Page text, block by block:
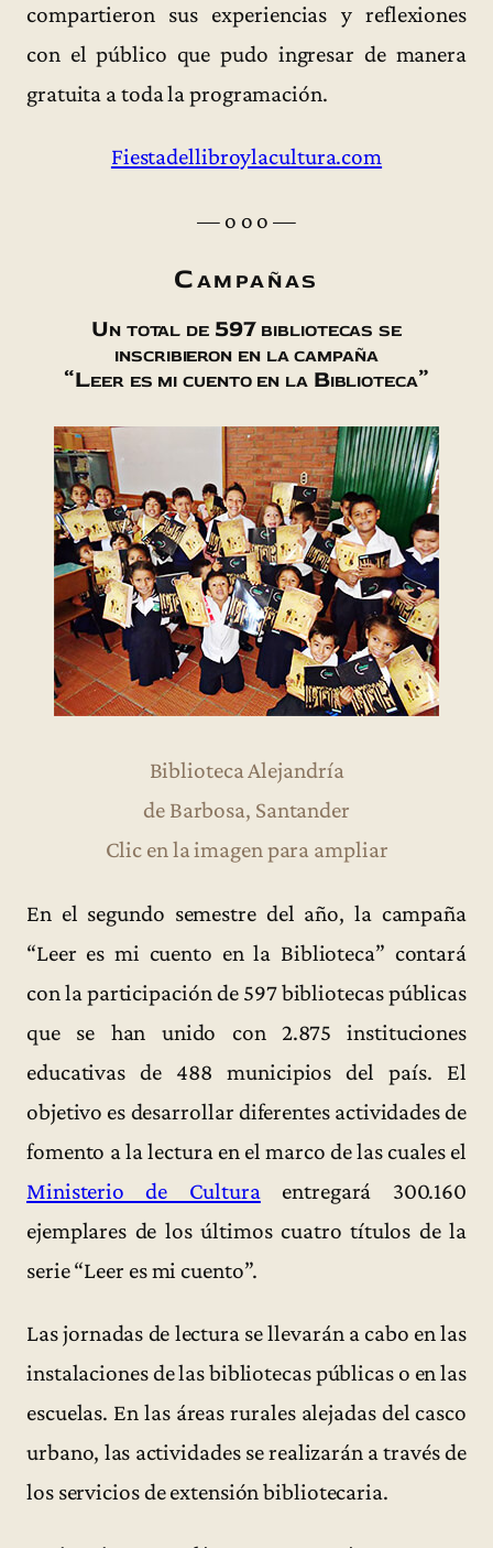
compartieron sus experiencias y reflexiones
con el público que pudo ingresar de manera
gratuita a toda la programación.
Fiestadellibroylacultura.com
— o o o —
Campañas
Un total de 597 bibliotecas se
inscribieron en la campaña
“Leer es mi cuento en la Biblioteca”
Biblioteca Alejandría
de Barbosa, Santander
Clic en la imagen para ampliar
En el segundo semestre del año, la campaña
“Leer es mi cuento en la Biblioteca” contará
con la participación de 597 bibliotecas públicas
que se han unido con 2.875 instituciones
educativas de 488 municipios del país. El
objetivo es desarrollar diferentes actividades de
fomento a la lectura en el marco de las cuales el
Ministerio de Cultura entregará 300.160
ejemplares de los últimos cuatro títulos de la
serie “Leer es mi cuento”.
Las jornadas de lectura se llevarán a cabo en las
instalaciones de las bibliotecas públicas o en las
escuelas. En las áreas rurales alejadas del casco
urbano, las actividades se realizarán a través de
los servicios de extensión bibliotecaria.